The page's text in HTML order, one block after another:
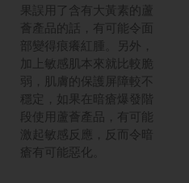
果誤用了含有大黃素的蘆
薈產品的話，有可能令面
部變得痕癢紅腫。另外，
加上敏感肌本來就比較脆
弱，肌膚的保護屏障較不
穩定，如果在暗瘡爆發階
段使用蘆薈產品，有可能
激起敏感反應，反而令暗
瘡有可能惡化。